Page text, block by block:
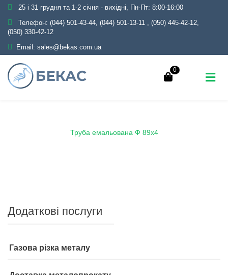
25 і 31 грудня та 1-2 січня - вихідні, Пн-Пт: 8:00-16:00
Телефон: (044) 501-43-44, (044) 501-13-11 , (050) 445-42-12,
(050) 330-42-12
Email: sales@bekas.com.ua
0
Труба емальована Ф 89х4
Додаткові послуги
Газова різка металу